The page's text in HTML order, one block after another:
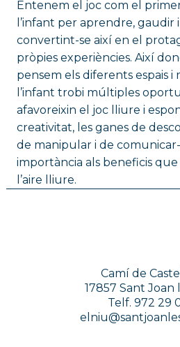
Entenem el joc com el
l’infant per aprendre, gaudir
convertint-se així en el
pròpies experiències. Així
pensem els diferents espais
l’infant trobi múltiples
afavoreixin el joc lliure i
creativitat, les ganes de
de manipular i de
importància als beneficis
l’aire lliure.
Camí de
17857 Sant Joan
Telf. 972 29